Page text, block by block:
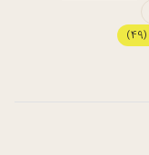
(49)